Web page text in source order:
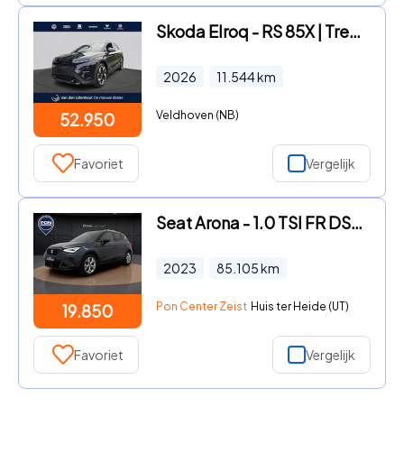
52.950
Skoda Elroq - RS 85X | Trekhaak | 21"LM | Navigatie | Matrix-LED
2026 11.544km
Veldhoven (NB)
Favoriet Vergelijk
19.850
Seat Arona - 1.0 TSI FR DSG | Navi | Camera | Stoelverwarming | ACC | Ful
2023 85.105km
Pon Center Zeist Huis ter Heide (UT)
Favoriet Vergelijk